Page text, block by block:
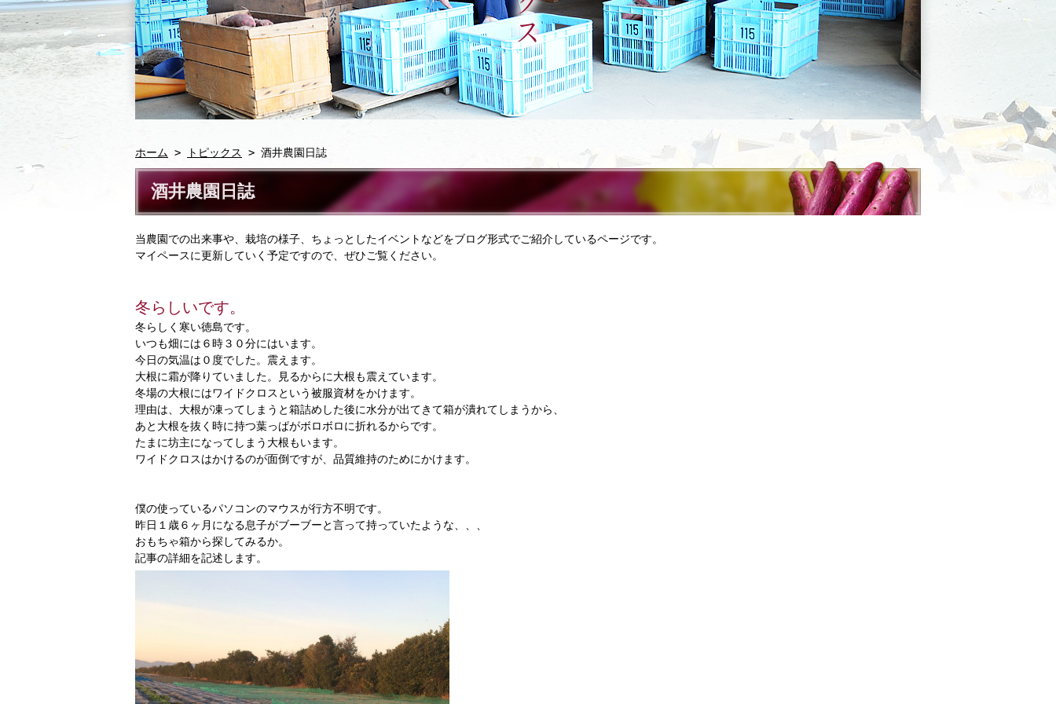
ホーム > トピックス > 酒井農園日誌
酒井農園日誌
当農園での出来事や、栽培の様子、ちょっとしたイベントなどをブログ形式でご紹介しているページです。
マイペースに更新していく予定ですので、ぜひご覧ください。
冬らしいです。
冬らしく寒い徳島です。
いつも畑には６時３０分にはいます。
今日の気温は０度でした。震えます。
大根に霜が降りていました。見るからに大根も震えています。
冬場の大根にはワイドクロスという被服資材をかけます。
理由は、大根が凍ってしまうと箱詰めした後に水分が出てきて箱が潰れてしまうから、
あと大根を抜く時に持つ葉っぱがボロボロに折れるからです。
たまに坊主になってしまう大根もいます。
ワイドクロスはかけるのが面倒ですが、品質維持のためにかけます。
僕の使っているパソコンのマウスが行方不明です。
昨日１歳６ヶ月になる息子がブーブーと言って持っていたような、、、
おもちゃ箱から探してみるか。
記事の詳細を記述します。